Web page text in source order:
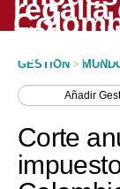
Peru Quiosco
Economía
Mercados
GESTION >
Añadir
Corte